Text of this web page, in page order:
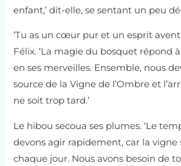
enfant,’ dit-elle, se sentant un peu
‘Tu as un cœur pur et un esprit
Félix. ‘La magie du bosquet répond
en ses merveilles. Ensemble, nous
source de la Vigne de l’Ombre et
ne soit trop tard.’
Le hibou secoua ses plumes. ‘Le
devons agir rapidement, car la vigne
chaque jour. Nous avons besoin de